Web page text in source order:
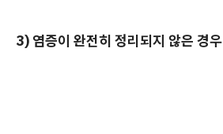
3) 염증이 완전히 정리되지 않은 경우